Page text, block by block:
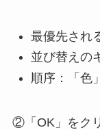
最優先され
並び替えの
順序：「色
②「OK」をク